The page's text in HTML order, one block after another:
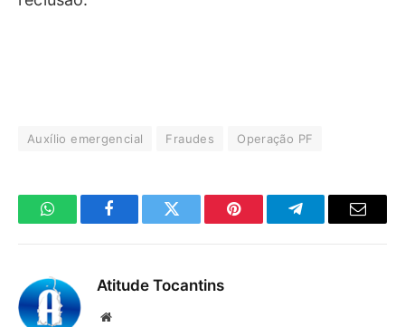
Auxílio emergencial Fraudes Operação PF
WhatsAppFacebookTwitter Pinterest TelegramaE-
Atitude Tocantins
Site